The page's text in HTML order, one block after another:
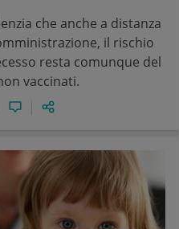
che anche a distanza
il rischio
resta comunque del
vaccinati.